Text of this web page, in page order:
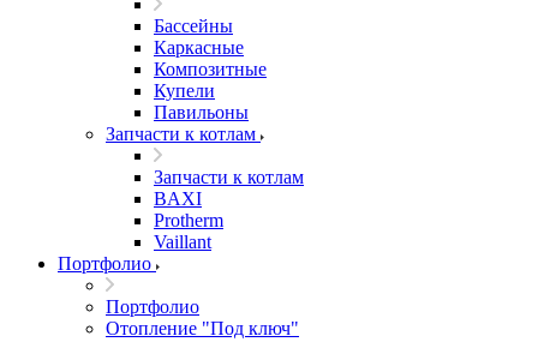
Бассейны
Каркасные
Композитные
Купели
Павильоны
Запчасти к котлам
Запчасти к котлам
BAXI
Protherm
Vaillant
Портфолио
Портфолио
Отопление "Под ключ"